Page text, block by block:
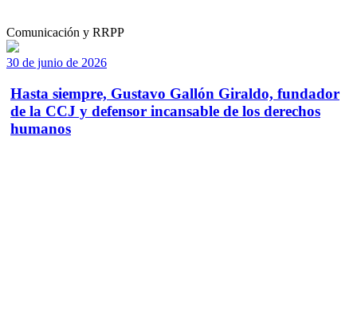
Comunicación y RRPP
30 de junio de 2026
Hasta siempre, Gustavo Gallón Giraldo, fundador
de la CCJ y defensor incansable de los derechos
humanos